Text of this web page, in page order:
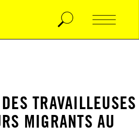
TRAVAILLEUSES
MIGRANTS AU